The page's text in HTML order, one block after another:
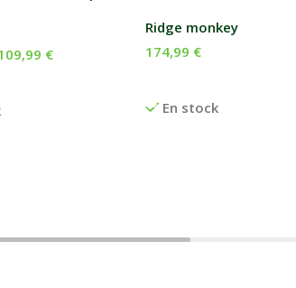
€
Ridge monkey
En stock
174,99 €